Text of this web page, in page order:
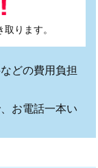
ります。
どの費用負担
お電話一本い